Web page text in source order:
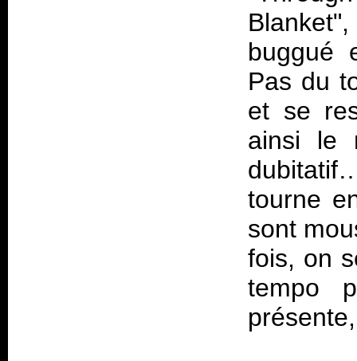
buggué
Pas du
et se
ainsi le
tourne
sont
fois, on
tempo